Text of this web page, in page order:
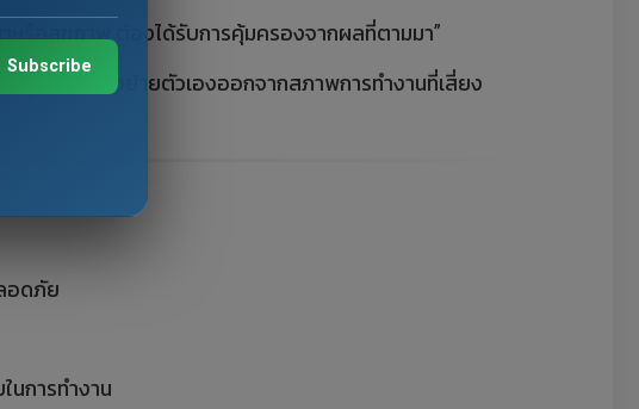
หรือสุขภาพ ต้องได้รับการคุ้มครองจากผลที่ตามมา”
คุ้มครองเมื่อย้ายตัวเองออกจากสภาพการทำงานที่เสี่ยง
อดภัย
นการทำงาน
Subscribe